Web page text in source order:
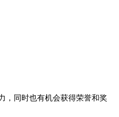
，同时也有机会获得荣誉和奖